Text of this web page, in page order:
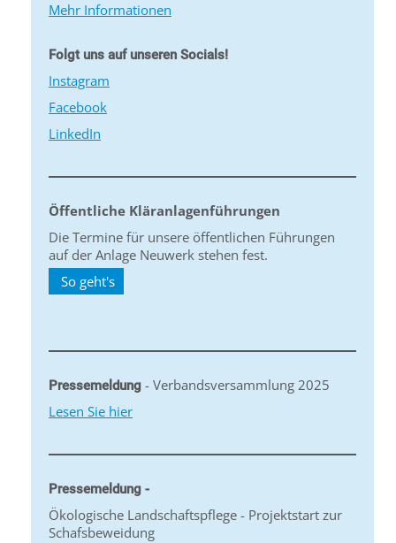
Mehr Informationen
Folgt uns auf unseren Socials!
Instagram
Facebook
LinkedIn
Öffentliche Kläranlagenführungen
Die Termine für unsere öffentlichen Führungen
auf der Anlage Neuwerk stehen fest.
So geht's
Pressemeldung - Verbandsversammlung 2025
Lesen Sie hier
Pressemeldung -
Ökologische Landschaftspflege - Projektstart zur
Schafsbeweidung